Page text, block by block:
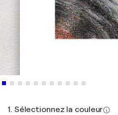
1. Sélectionnez la couleur